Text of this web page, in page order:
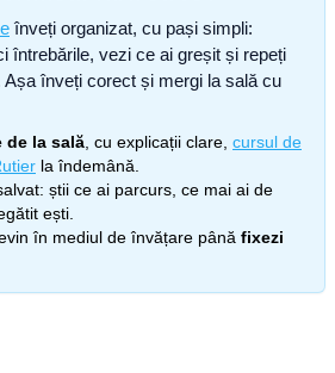
înveți organizat, cu pași simpli:
întrebările, vezi ce ai greșit și repeți
înveți corect și mergi la sală cu
de la sală , cu explicații clare, cursul de
la îndemână.
știi ce ai parcurs, ce mai ai de
ești.
în mediul de învățare până fixezi